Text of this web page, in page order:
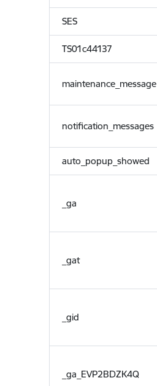
SES
TS01c44137
maintenance_message
notification_messages
auto_popup_showed
_ga
_gat
_gid
_ga_EVP2BDZK4Q